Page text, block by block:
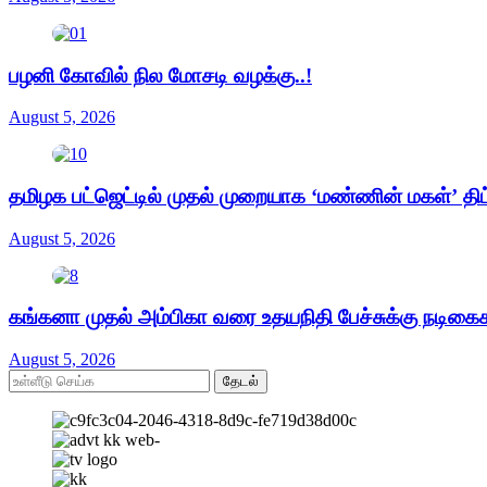
பழனி கோவில் நில மோசடி வழக்கு..!
August 5, 2026
தமிழக பட்ஜெட்டில் முதல் முறையாக ‘மண்ணின் மகள்’
August 5, 2026
கங்கனா முதல் அம்பிகா வரை உதயநிதி பேச்சுக்கு
August 5, 2026
தேடல்